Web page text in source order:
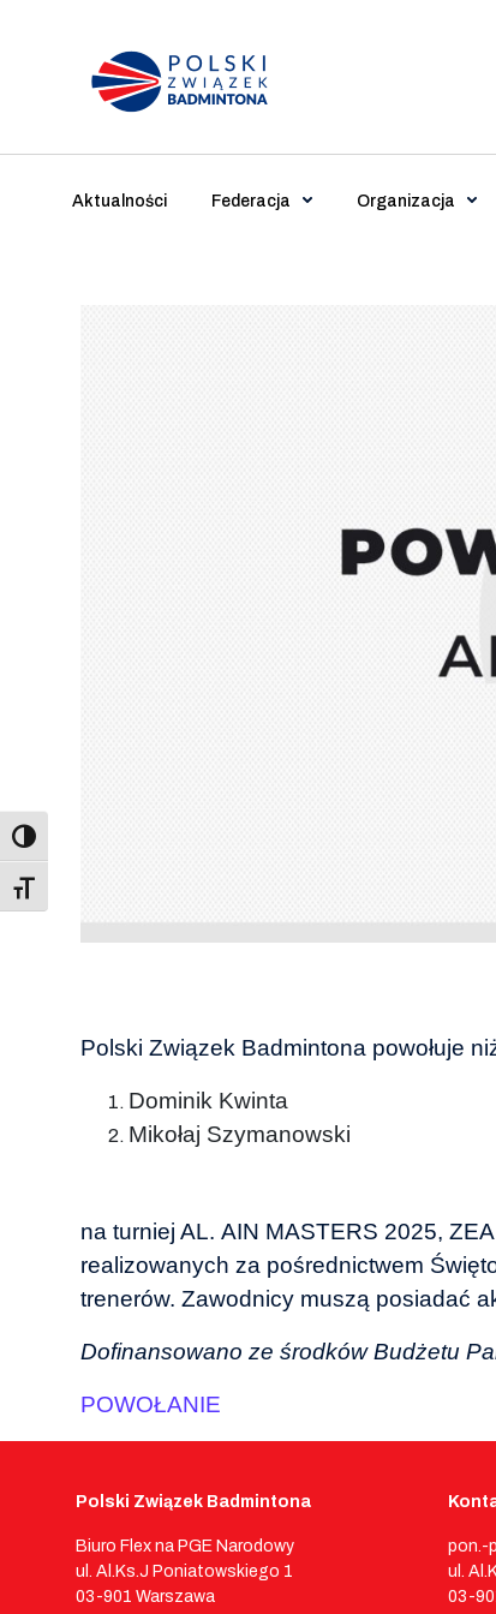
Toggle Font size
Main Navigation
Aktualności Federacja Organizacja
Polski Związek Badmintona powołuje
Dominik Kwinta
Mikołaj Szymanowski
na turniej AL. AIN MASTERS 2025,
realizowanych za pośrednictwem
trenerów. Zawodnicy muszą posiadać
Dofinansowano ze środków Budżetu
POWOŁANIE
Polski Związek Badmintona
Biuro Flex na PGE Narodowy
ul. Al.Ks.J Poniatowskiego 1
03-901 Warszawa
pon.-
ul.
03-